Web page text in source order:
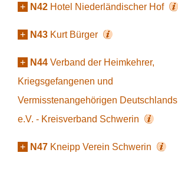
+ N42 Hotel Niederländischer Hof
+ N43 Kurt Bürger
+ N44 Verband der Heimkehrer,
Kriegsgefangenen und
Vermisstenangehörigen Deutschlands
e.V. - Kreisverband Schwerin
+ N47 Kneipp Verein Schwerin